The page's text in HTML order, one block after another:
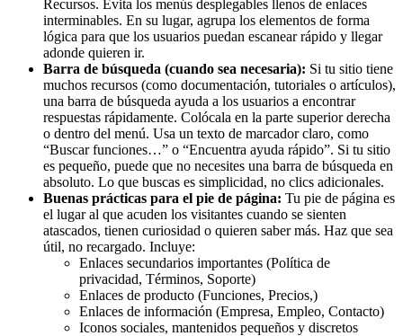
Recursos. Evita los menús desplegables llenos de enlaces
interminables. En su lugar, agrupa los elementos de forma
lógica para que los usuarios puedan escanear rápido y llegar
adonde quieren ir.
Barra de búsqueda (cuando sea necesaria): Si tu sitio tiene
muchos recursos (como documentación, tutoriales o artículos),
una barra de búsqueda ayuda a los usuarios a encontrar
respuestas rápidamente. Colócala en la parte superior derecha
o dentro del menú. Usa un texto de marcador claro, como
“Buscar funciones…” o “Encuentra ayuda rápido”. Si tu sitio
es pequeño, puede que no necesites una barra de búsqueda en
absoluto. Lo que buscas es simplicidad, no clics adicionales.
Buenas prácticas para el pie de página: Tu pie de página es
el lugar al que acuden los visitantes cuando se sienten
atascados, tienen curiosidad o quieren saber más. Haz que sea
útil, no recargado. Incluye:
Enlaces secundarios importantes (Política de
privacidad, Términos, Soporte)
Enlaces de producto (Funciones, Precios,)
Enlaces de información (Empresa, Empleo, Contacto)
Iconos sociales, mantenidos pequeños y discretos